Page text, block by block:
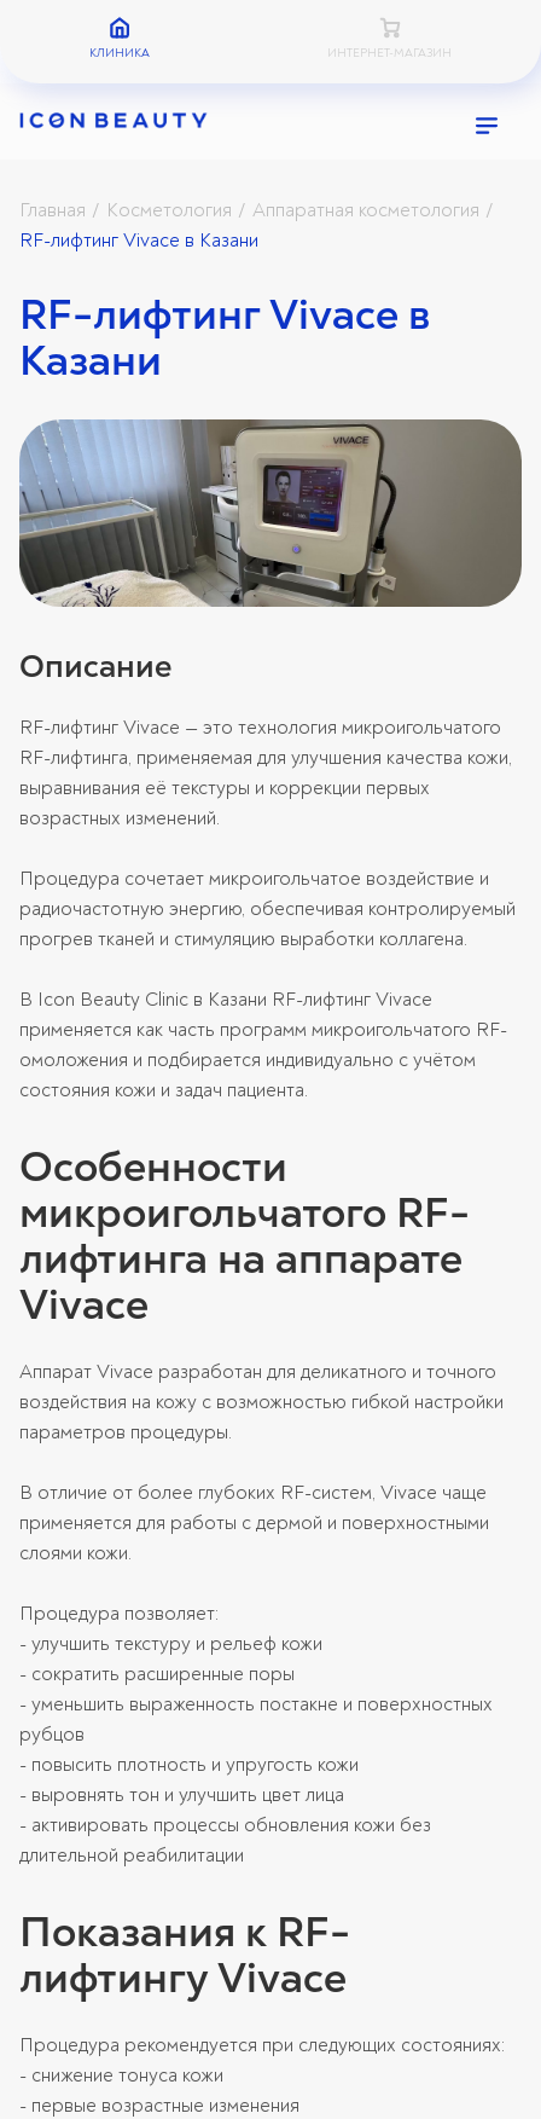
КЛИНИКА ИНТЕРНЕТ-МАГАЗИН
Главная / Косметология / Аппаратная косметология /
RF-лифтинг Vivace в Казани
RF-лифтинг Vivace в
Казани
Описание
RF-лифтинг Vivace — это технология микроигольчатого
RF-лифтинга, применяемая для улучшения качества кожи,
выравнивания её текстуры и коррекции первых
возрастных изменений.
Процедура сочетает микроигольчатое воздействие и
радиочастотную энергию, обеспечивая контролируемый
прогрев тканей и стимуляцию выработки коллагена.
В Icon Beauty Clinic в Казани RF-лифтинг Vivace
применяется как часть программ микроигольчатого RF-
омоложения и подбирается индивидуально с учётом
состояния кожи и задач пациента.
Особенности
микроигольчатого RF-
лифтинга на аппарате
Vivace
Аппарат Vivace разработан для деликатного и точного
воздействия на кожу с возможностью гибкой настройки
параметров процедуры.
В отличие от более глубоких RF-систем, Vivace чаще
применяется для работы с дермой и поверхностными
слоями кожи.
Процедура позволяет:
- улучшить текстуру и рельеф кожи
- сократить расширенные поры
- уменьшить выраженность постакне и поверхностных
рубцов
- повысить плотность и упругость кожи
- выровнять тон и улучшить цвет лица
- активировать процессы обновления кожи без
длительной реабилитации
Показания к RF-
лифтингу Vivace
Процедура рекомендуется при следующих состояниях:
- снижение тонуса кожи
- первые возрастные изменения